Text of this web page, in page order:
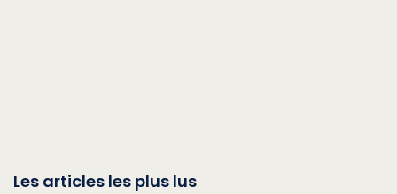
Les articles les plus lus